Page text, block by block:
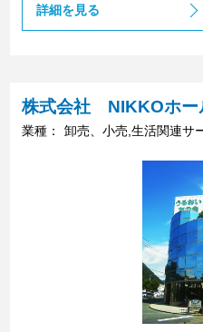
詳細を見る
株式会社 NIKKOホー
業種： 卸売、小売,生活関連サ